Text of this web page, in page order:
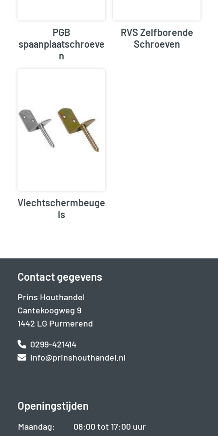
PGB
spaanplaatschroeve
n
RVS Zelfborende
Schroeven
Vlechtschermbeuge
ls
Contact gegevens
Prins Houthandel
Cantekoogweg 9
1442 LG Purmerend
0299-421414
info@prinshouthandel.nl
Openingstijden
Maandag:
08:00 tot 17:00 uur